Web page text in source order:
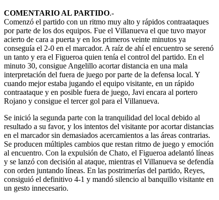
COMENTARIO AL PARTIDO.-
Comenzó el partido con un ritmo muy alto y rápidos contraataques
por parte de los dos equipos. Fue el Villanueva el que tuvo mayor
acierto de cara a puerta y en los primeros veinte minutos ya
conseguía el 2-0 en el marcador. A raíz de ahí el encuentro se serenó
un tanto y era el Figueroa quien tenía el control del partido. En el
minuto 30, consigue Angelillo acortar distancia en una mala
interpretación del fuera de juego por parte de la defensa local. Y
cuando mejor estaba jugando el equipo visitante, en un rápido
contraataque y en posible fuera de juego, Javi encara al portero
Rojano y consigue el tercer gol para el Villanueva.
Se inició la segunda parte con la tranquilidad del local debido al
resultado a su favor, y los intentos del visitante por acortar distancias
en el marcador sin demasiados acercamientos a las áreas contrarias.
Se producen múltiples cambios que restan ritmo de juego y emoción
al encuentro. Con la expulsión de Chato, el Figueroa adelantó líneas
y se lanzó con decisión al ataque, mientras el Villanueva se defendía
con orden juntando líneas. En las postrimerías del partido, Reyes,
consiguió el definitivo 4-1 y mandó silencio al banquillo visitante en
un gesto innecesario.